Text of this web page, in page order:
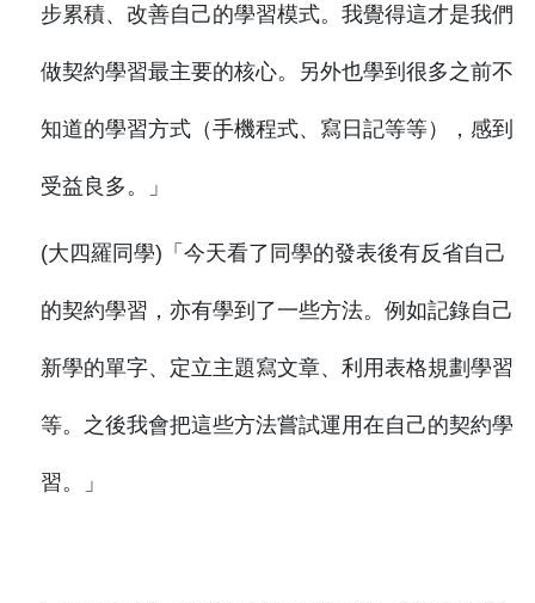
步累積、改善自己的學習模式。我覺得這才是我們
做契約學習最主要的核心。另外也學到很多之前不
知道的學習方式（手機程式、寫日記等等），感到
受益良多。」
(大四羅同學)「今天看了同學的發表後有反省自己
的契約學習，亦有學到了一些方法。例如記錄自己
新學的單字、定立主題寫文章、利用表格規劃學習
等。之後我會把這些方法嘗試運用在自己的契約學
習。」